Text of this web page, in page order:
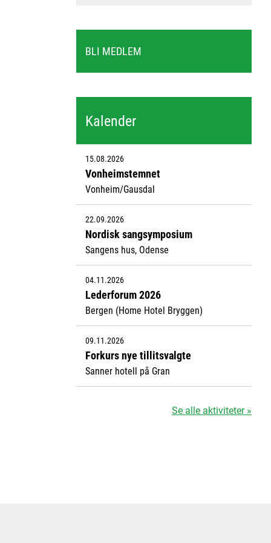
BLI MEDLEM
Kalender
15.08.2026
Vonheimstemnet
Vonheim/Gausdal
22.09.2026
Nordisk sangsymposium
Sangens hus, Odense
04.11.2026
Lederforum 2026
Bergen (Home Hotel Bryggen)
09.11.2026
Forkurs nye tillitsvalgte
Sanner hotell på Gran
Se alle aktiviteter »